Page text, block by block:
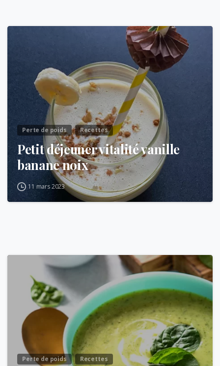
Perte de poids Recettes
Petit déjeuner vitalité vanille
banane noix
11 mars 2023
Perte de poids Recettes